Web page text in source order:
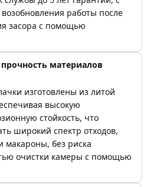
работы после
засора с помощью
материалов
изготовлены из литой
высокую
стойкость, что
широкий спектр отходов,
макароны, без риска
очистки камеры с помощью